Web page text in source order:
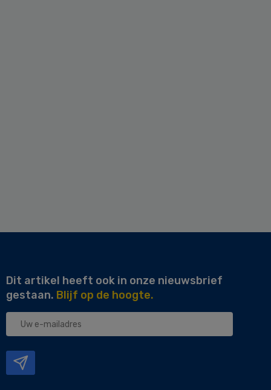
Dit artikel heeft ook in onze nieuwsbrief
gestaan. Blijf op de hoogte.
Uw